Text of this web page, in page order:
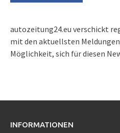
autozeitung24.eu verschickt
mit den aktuellsten
Möglichkeit, sich für diesen
INFORMATIONEN